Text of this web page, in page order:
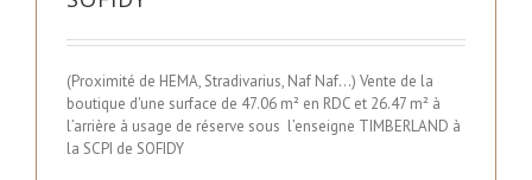
(Proximité de HEMA, Stradivarius, Naf Naf…) Vente de la
boutique d'une surface de 47.06 m² en RDC et 26.47 m² à
l’arrière à usage de réserve sous l’enseigne TIMBERLAND à
la SCPI de SOFIDY